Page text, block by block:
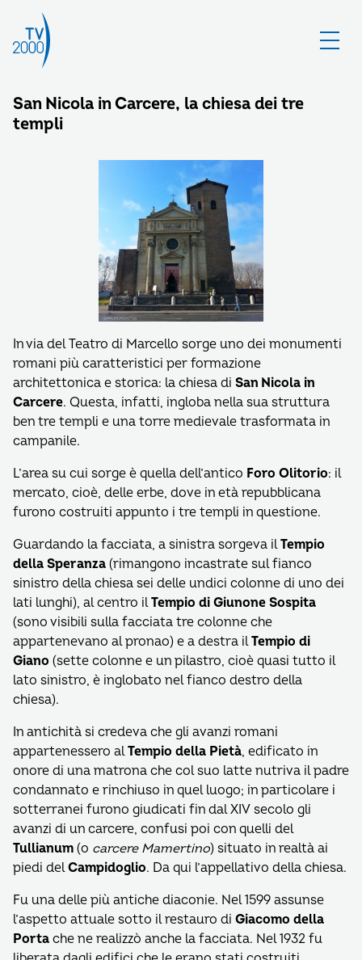
San Nicola in Carcere, la chiesa dei tre
templi
In via del Teatro di Marcello sorge uno dei monumenti
romani più caratteristici per formazione
architettonica e storica: la chiesa di San Nicola in
Carcere. Questa, infatti, ingloba nella sua struttura
ben tre templi e una torre medievale trasformata in
campanile.
L’area su cui sorge è quella dell’antico Foro Olitorio: il
mercato, cioè, delle erbe, dove in età repubblicana
furono costruiti appunto i tre templi in questione.
Guardando la facciata, a sinistra sorgeva ilTempio
della Speranza (rimangono incastrate sul fianco
sinistro della chiesa sei delle undici colonne di uno dei
lati lunghi), al centro ilTempio di Giunone Sospita
(sono visibili sulla facciata tre colonne che
appartenevano al pronao) e a destra ilTempio di
Giano (sette colonne e un pilastro, cioè quasi tutto il
lato sinistro, è inglobato nel fianco destro della
chiesa).
In antichità si credeva che gli avanzi romani
appartenessero alTempio della Pietà, edificato in
onore di una matrona che col suo latte nutriva il padre
condannato e rinchiuso in quel luogo; in particolare i
sotterranei furono giudicati fin dal XIV secolo gli
avanzi di un carcere, confusi poi con quelli del
Tullianum (o carcere Mamertino) situato in realtà ai
piedi delCampidoglio. Da qui l’appellativo della chiesa.
Fu una delle più antiche diaconie. Nel 1599 assunse
l’aspetto attuale sotto il restauro di Giacomo della
Porta che ne realizzò anche la facciata. Nel 1932 fu